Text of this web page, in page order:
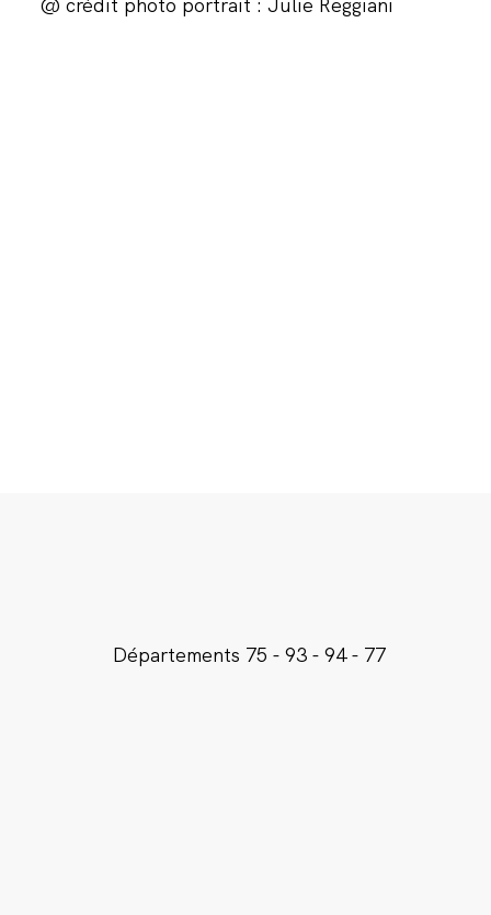
Départements 75 - 93 - 94 - 77